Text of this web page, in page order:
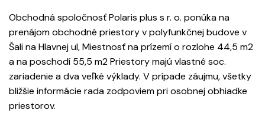
Obchodná spoločnosť Polaris plus s r. o. ponúka na
prenájom obchodné priestory v polyfunkčnej budove v
Šali na Hlavnej ul, Miestnosť na prízemí o rozlohe 44,5 m2
a na poschodí 55,5 m2 Priestory majú vlastné soc.
zariadenie a dva veľké výklady. V prípade záujmu, všetky
bližšie informácie rada zodpoviem pri osobnej obhiadke
priestorov.